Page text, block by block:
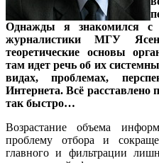
Однажды я знакомился с
журналистики МГУ
теоретические основы
там идет речь об их
видах, проблемах,
Интернета. Всё
так быстро…
Возрастание объема
проблему отбора и
главного и фильтрации